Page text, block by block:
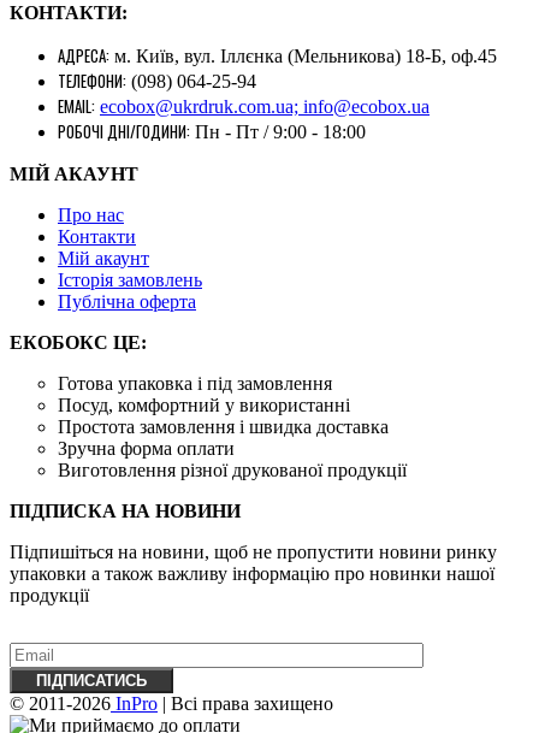
КОНТАКТИ:
АДРЕСА: м. Київ, вул. Іллєнка (Мельникова) 18-Б, оф.45
ТЕЛЕФОНИ: (098) 064-25-94
EMAIL: ecobox@ukrdruk.com.ua; info@ecobox.ua
РОБОЧІ ДНІ/ГОДИНИ: Пн - Пт / 9:00 - 18:00
МІЙ АКАУНТ
Про нас
Контакти
Mій акаунт
Історія замовлень
Публічна оферта
ЕКОБОКС ЦЕ:
Готова упаковка і під замовлення
Посуд, комфортний у використанні
Простота замовлення і швидка доставка
Зручна форма оплати
Виготовлення різної друкованої продукції
ПІДПИСКА НА НОВИНИ
Підпишіться на новини, щоб не пропустити новини ринку
упаковки а також важливу ​​інформацію про новинки нашої
продукції
© 2011-2026 InPro | Всі права захищено